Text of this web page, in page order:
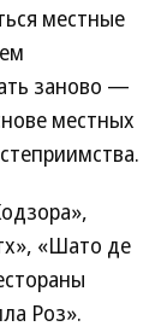
местные
заново —
местных
«Шато де
Роз».